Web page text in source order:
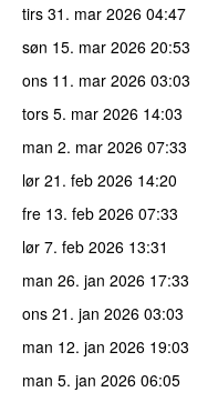
tirs 31. mar 2026 04:47
søn 15. mar 2026 20:53
ons 11. mar 2026 03:03
tors 5. mar 2026 14:03
man 2. mar 2026 07:33
lør 21. feb 2026 14:20
fre 13. feb 2026 07:33
lør 7. feb 2026 13:31
man 26. jan 2026 17:33
ons 21. jan 2026 03:03
man 12. jan 2026 19:03
man 5. jan 2026 06:05